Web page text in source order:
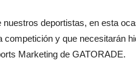
deportistas, en esta
competición y que necesitarán
Marketing de GATORADE.